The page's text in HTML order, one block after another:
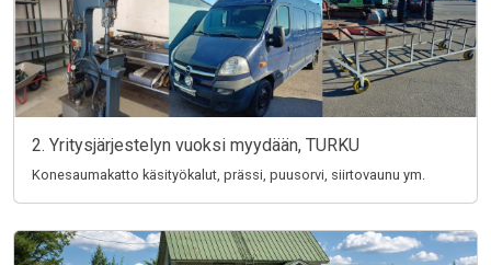
2. Yritysjärjestelyn vuoksi myydään, TURKU
Konesaumakatto käsityökalut, prässi, puusorvi, siirtovaunu ym.